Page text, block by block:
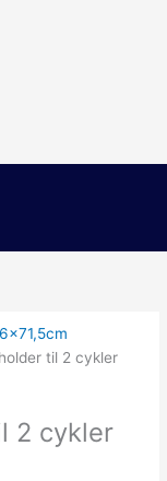
til 2 cykler
2 cykler